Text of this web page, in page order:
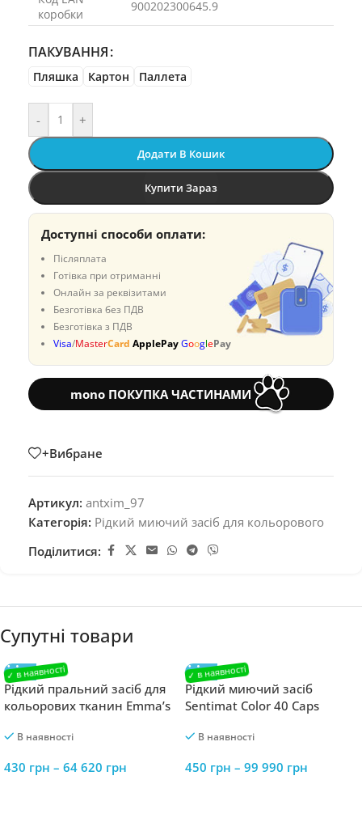
коробки
900202300645.9
ПАКУВАННЯ
Пляшка Картон Паллета
- +
Додати В Кошик
Купити Зараз
Доступні способи оплати:
Післяплата
Готівка при отриманні
Онлайн за реквізитами
Безготівка без ПДВ
Безготівка з ПДВ
Visa/MasterCard ApplePayGooglePay
mono ПОКУПКА ЧАСТИНАМИ
+Вибране
Артикул: antxim_97
Категорія: Рідкий миючий засіб для кольорового
Поділитися:
Супутні товари
Рідкий пральний засіб для
кольорових тканин Emma’s
В наявності
430 грн – 64 620 грн
Рідкий миючий засіб
Sentimat Color 40 Caps
В наявності
450 грн – 99 990 грн